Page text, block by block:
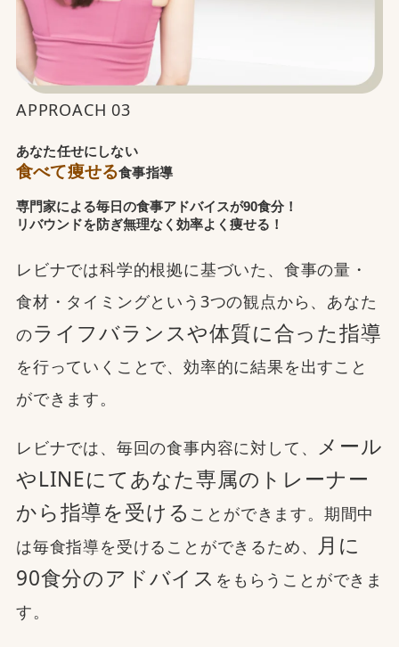
APPROACH 03
あなた任せにしない
食べて痩せる食事指導
専門家による毎日の食事アドバイスが90食分！
リバウンドを防ぎ無理なく効率よく痩せる！
レビナでは科学的根拠に基づいた、食事の量・
食材・タイミングという3つの観点から、あなた
のライフバランスや体質に合った指導
を行っていくことで、効率的に結果を出すこと
ができます。
レビナでは、毎回の食事内容に対して、
メール
やLINEにてあなた専属のトレーナー
から指導を受ける ことができます。期間中
は毎食指導を受けることができるため、
月に
90食分のアドバイス をもらうことができま
す。